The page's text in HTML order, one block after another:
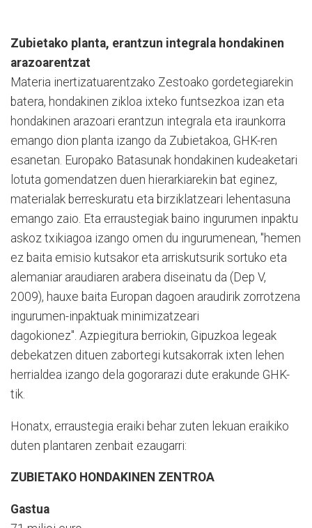
Zubietako planta, erantzun integrala hondakinen
arazoarentzat
Materia inertizatuarentzako Zestoako gordetegiarekin
batera, hondakinen zikloa ixteko funtsezkoa izan eta
hondakinen arazoari erantzun integrala eta iraunkorra
emango dion planta izango da Zubietakoa, GHK-ren
esanetan. Europako Batasunak hondakinen kudeaketari
lotuta gomendatzen duen hierarkiarekin bat eginez,
materialak berreskuratu eta birziklatzeari lehentasuna
emango zaio. Eta erraustegiak baino ingurumen inpaktu
askoz txikiagoa izango omen du ingurumenean, "hemen
ez baita emisio kutsakor eta arriskutsurik sortuko eta
alemaniar araudiaren arabera diseinatu da (Dep V,
2009), hauxe baita Europan dagoen araudirik zorrotzena
ingurumen-inpaktuak minimizatzeari
dagokionez". Azpiegitura berriokin, Gipuzkoa legeak
debekatzen dituen zabortegi kutsakorrak ixten lehen
herrialdea izango dela gogorarazi dute erakunde GHK-
tik.
Honatx, erraustegia eraiki behar zuten lekuan eraikiko
duten plantaren zenbait ezaugarri:
ZUBIETAKO HONDAKINEN ZENTROA
Gastua